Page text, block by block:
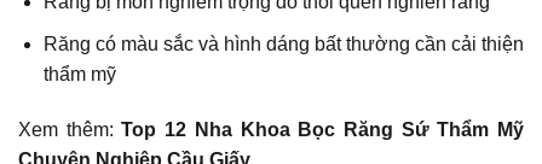
Răng có màu sắc và hình dáng bất thường cần cải thiện
thẩm mỹ
Xem thêm:Top 12 Nha Khoa Bọc Răng Sứ Thẩm Mỹ
Chuyên Nghiệp Cầu Giấy